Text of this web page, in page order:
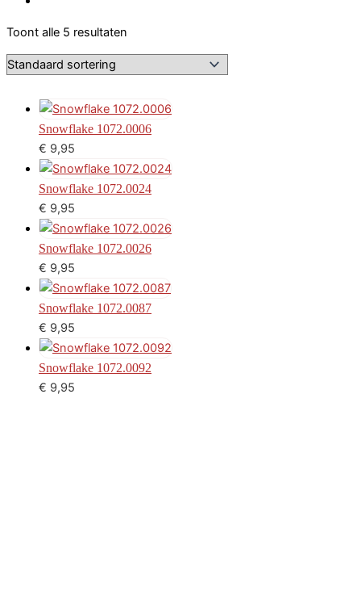
Toont alle 5 resultaten
Snowflake 1072.0006
€ 9,95
Snowflake 1072.0024
€ 9,95
Snowflake 1072.0026
€ 9,95
Snowflake 1072.0087
€ 9,95
Snowflake 1072.0092
€ 9,95